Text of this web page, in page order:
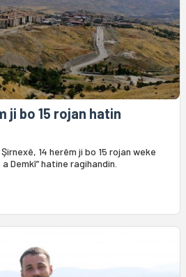
ji bo 15 rojan hatin
14 herêm ji bo 15 rojan weke
Demkî” hatine ragihandin.